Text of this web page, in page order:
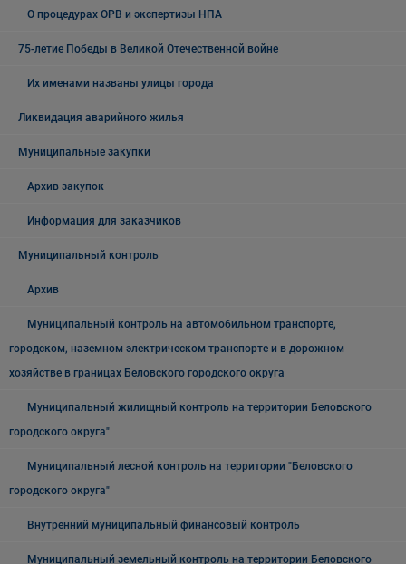
О процедурах ОРВ и экспертизы НПА
75-летие Победы в Великой Отечественной войне
Их именами названы улицы города
Ликвидация аварийного жилья
Муниципальные закупки
Архив закупок
Информация для заказчиков
Муниципальный контроль
Архив
Муниципальный контроль на автомобильном транспорте,
городском, наземном электрическом транспорте и в дорожном
хозяйстве в границах Беловского городского округа
Муниципальный жилищный контроль на территории Беловского
городского округа"
Муниципальный лесной контроль на территории "Беловского
городского округа"
Внутренний муниципальный финансовый контроль
Муниципальный земельный контроль на территории Беловского